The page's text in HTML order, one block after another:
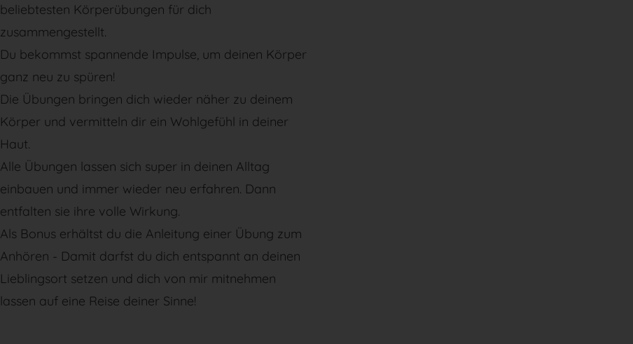
beliebtesten Körperübungen für dich
zusammengestellt.
Du bekommst spannende Impulse, um deinen Körper
ganz neu zu spüren!
Die Übungen bringen dich wieder näher zu deinem
Körper und vermitteln dir ein Wohlgefühl in deiner
Haut.
Alle Übungen lassen sich super in deinen Alltag
einbauen und immer wieder neu erfahren. Dann
entfalten sie ihre volle Wirkung.
Als Bonus erhältst du die Anleitung einer Übung zum
Anhören - Damit darfst du dich entspannt an deinen
Lieblingsort setzen und dich von mir mitnehmen
lassen auf eine Reise deiner Sinne!